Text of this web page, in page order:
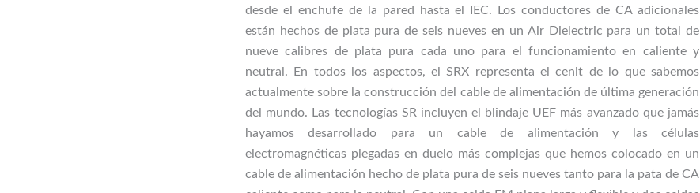
desde el enchufe de la pared hasta el IEC. Los conductores de CA adicionales
están hechos de plata pura de seis nueves en un Air Dielectric para un total de
nueve calibres de plata pura cada uno para el funcionamiento en caliente y
neutral. En todos los aspectos, el SRX representa el cenit de lo que sabemos
actualmente sobre la construcción del cable de alimentación de última generación
del mundo. Las tecnologías SR incluyen el blindaje UEF más avanzado que jamás
hayamos desarrollado para un cable de alimentación y las células
electromagnéticas plegadas en duelo más complejas que hemos colocado en un
cable de alimentación hecho de plata pura de seis nueves tanto para la pata de CA